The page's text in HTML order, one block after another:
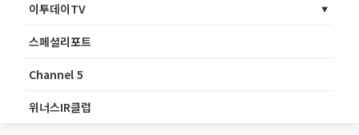
이투데이TV
스페셜리포트
Channel 5
위너스IR클럽